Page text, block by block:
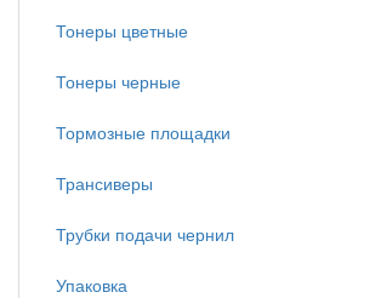
Тонеры цветные
Тонеры черные
Тормозные площадки
Трансиверы
Трубки подачи чернил
Упаковка